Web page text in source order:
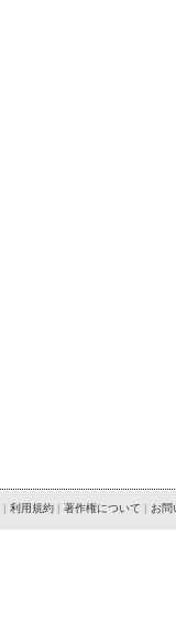
| 利用規約 | 著作権について | お問